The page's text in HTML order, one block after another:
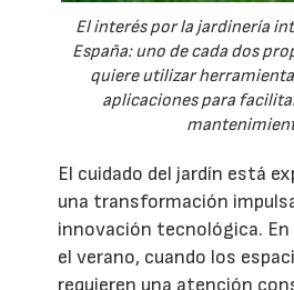
El interés por la jardinería
España: uno de cada dos
quiere utilizar
aplicaciones para
El cuidado del jardín está
una transformación
innovación tecnológica. En
el verano, cuando los
requieren una atención